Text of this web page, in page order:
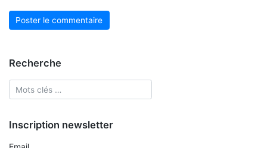
Recherche
Inscription newsletter